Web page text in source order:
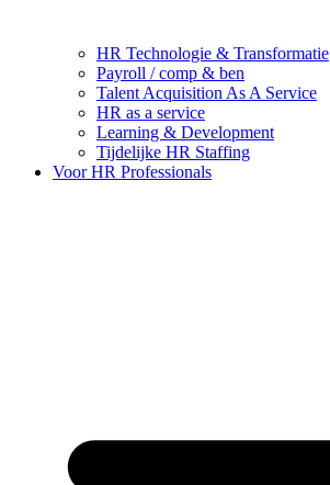
HR Technologie & Transformatie
Payroll / comp & ben
Talent Acquisition As A Service
HR as a service
Learning & Development
Tijdelijke HR Staffing
Voor HR Professionals